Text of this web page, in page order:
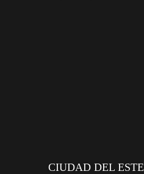
CIUDAD DEL ESTE